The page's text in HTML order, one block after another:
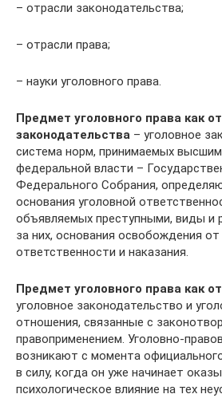
– отрасли законодательства;
– отрасли права;
– науки уголовного права.
Предмет уголовного права как
законодательства – уголовное
система норм, принимаемых
федеральной власти –
Федерального Собрания,
основания уголовной
объявляемых преступными, виды и
за них, основания освобождения от
ответственности и наказания.
Предмет уголовного права как
уголовное законодательство и
отношения, связанные с
правоприменением. Уголовно-
возникают с момента
в силу, когда он уже начинает
психологическое влияние на тех